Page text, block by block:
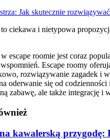
Jak skutecznie
ciekawa i nietypowa
escape roomie jest coraz
Escape roomy
rozwiązywanie zagadek i
oderwanie się od
zabawę, ale także integrację i
kawalerską przygodę: